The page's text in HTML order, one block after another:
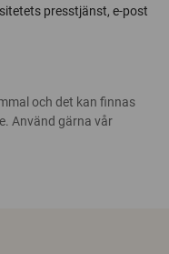
presstjänst, e-post
och det kan finnas
Använd gärna vår